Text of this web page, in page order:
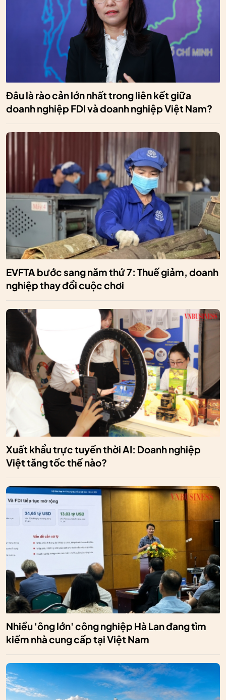
Đâu là rào cản lớn nhất trong liên kết giữa
doanh nghiệp FDI và doanh nghiệp Việt Nam?
EVFTA bước sang năm thứ 7: Thuế giảm, doanh
nghiệp thay đổi cuộc chơi
Xuất khẩu trực tuyến thời AI: Doanh nghiệp
Việt tăng tốc thế nào?
Nhiều 'ông lớn' công nghiệp Hà Lan đang tìm
kiếm nhà cung cấp tại Việt Nam